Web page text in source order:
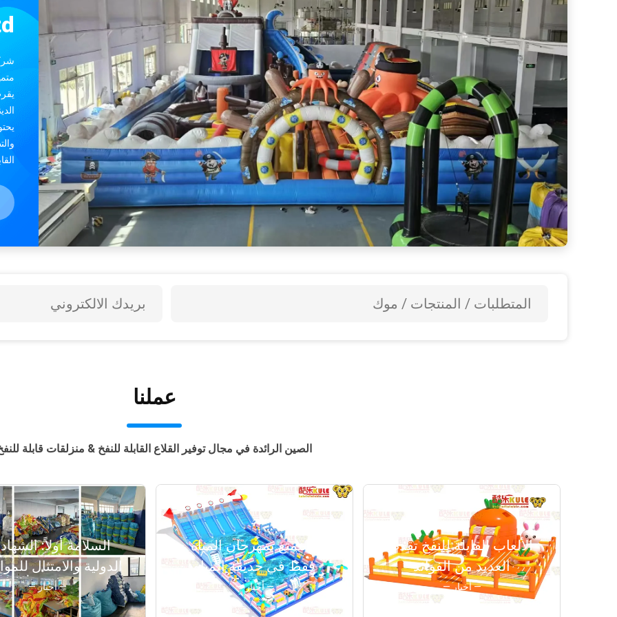
بيت صغير
الالوان الخضراء التجارية الفيل القصر القابل للنفخ للطفل
عملنا
الصين الرائدة في مجال توفير القلاع القابلة للنفخ & منزلقات قابلة
السلامة أولاً:
الدولية والامتثال
شراء القلاع القابلة
— أخبار —
استمتع بمهرجان المياه
فقط في حديقة المياه
المضخة
— أخبار —
الألعاب القابلة للنفخ تقدم
العديد من الفوائد
— أخبار —